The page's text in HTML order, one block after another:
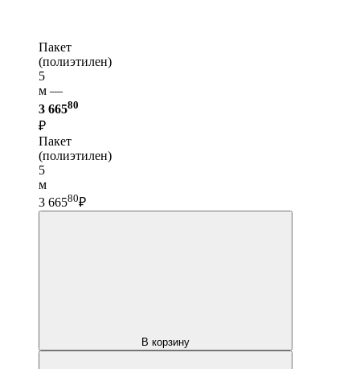
Пакет
(полиэтилен)
5
м —
3 66580
₽
Пакет
(полиэтилен)
5
м
3 66580₽
В корзину